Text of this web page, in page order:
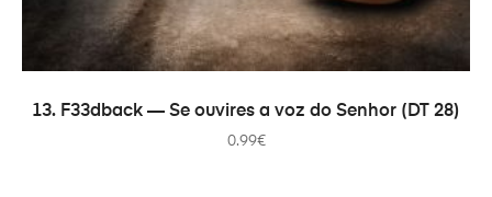
В КОРЗИНУ
13. F33dback — Se ouvires a voz do Senhor (DT 28)
0.99€